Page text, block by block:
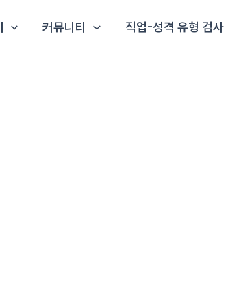
커뮤니티 직업-성격 유형 검사